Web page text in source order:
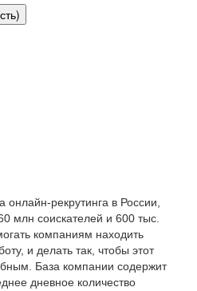
рекрутинга в России,
млн соискателей и 600 тыс.
компаниям находить
и делать так, чтобы этот
База компании содержит
дневное количество